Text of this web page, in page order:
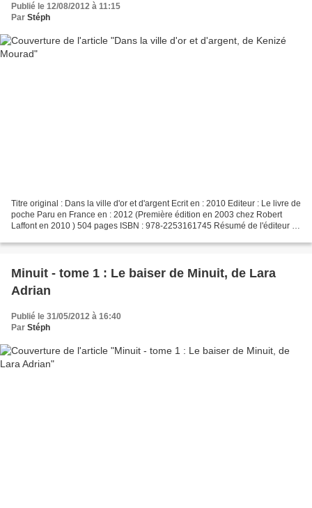
Publié le 12/08/2012 à 11:15
Par Stéph
Titre original : Dans la ville d'or et d'argent Ecrit en : 2010 Editeur : Le livre de
poche Paru en France en : 2012 (Première édition en 2003 chez Robert
Laffont en 2010 ) 504 pages ISBN : 978-2253161745 Résumé de l'éditeur :
Minuit - tome 1 : Le baiser de Minuit, de Lara
Adrian
Publié le 31/05/2012 à 16:40
Par Stéph